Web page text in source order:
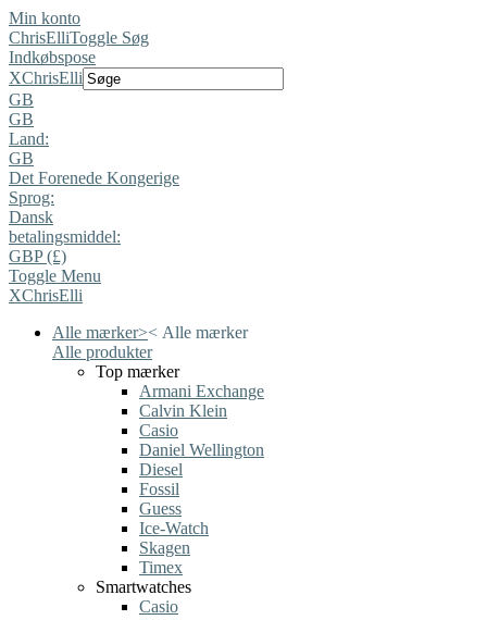
Min konto
ChrisElliToggle Søg
Indkøbspose
XChrisElli
GB
GB
Land:
GB
Det Forenede Kongerige
Sprog:
Dansk
betalingsmiddel:
GBP (£)
Toggle Menu
XChrisElli
Alle mærker>< Alle mærker
Alle produkter
Top mærker
Armani Exchange
Calvin Klein
Casio
Daniel Wellington
Diesel
Fossil
Guess
Ice-Watch
Skagen
Timex
Smartwatches
Casio